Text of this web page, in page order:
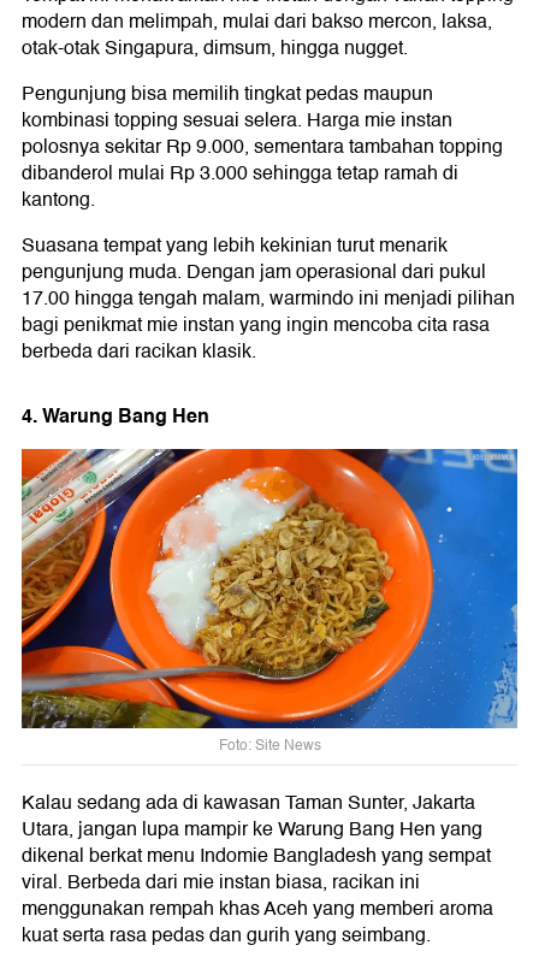
modern dan melimpah, mulai dari bakso mercon, laksa,
otak-otak Singapura, dimsum, hingga nugget.
Pengunjung bisa memilih tingkat pedas maupun
kombinasi topping sesuai selera. Harga mie instan
polosnya sekitar Rp 9.000, sementara tambahan topping
dibanderol mulai Rp 3.000 sehingga tetap ramah di
kantong.
Suasana tempat yang lebih kekinian turut menarik
pengunjung muda. Dengan jam operasional dari pukul
17.00 hingga tengah malam, warmindo ini menjadi pilihan
bagi penikmat mie instan yang ingin mencoba cita rasa
berbeda dari racikan klasik.
4. Warung Bang Hen
Foto: Site News
Kalau sedang ada di kawasan Taman Sunter, Jakarta
Utara, jangan lupa mampir ke Warung Bang Hen yang
dikenal berkat menu Indomie Bangladesh yang sempat
viral. Berbeda dari mie instan biasa, racikan ini
menggunakan rempah khas Aceh yang memberi aroma
kuat serta rasa pedas dan gurih yang seimbang.